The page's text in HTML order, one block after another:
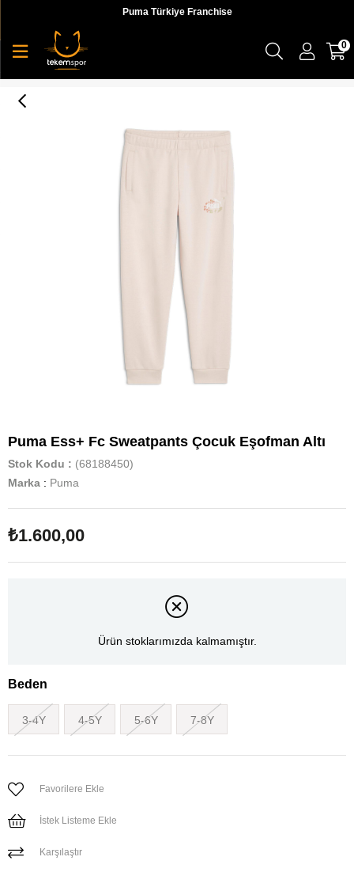
Puma Türkiye Franchise
0
Puma Ess+ Fc Sweatpants Çocuk Eşofman Altı
Stok Kodu
(68188450)
Marka : Puma
₺1.600,00
Ürün stoklarımızda kalmamıştır.
Beden
3-4Y 4-5Y 5-6Y 7-8Y
Favorilere Ekle
İstek Listeme Ekle
Karşılaştır